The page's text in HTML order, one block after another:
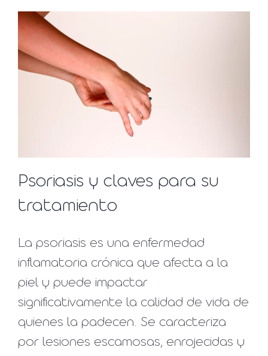
Psoriasis y claves para su
tratamiento
La psoriasis es una enfermedad
inflamatoria crónica que afecta a la
piel y puede impactar
significativamente la calidad de vida de
quienes la padecen. Se caracteriza
por lesiones escamosas, enrojecidas y